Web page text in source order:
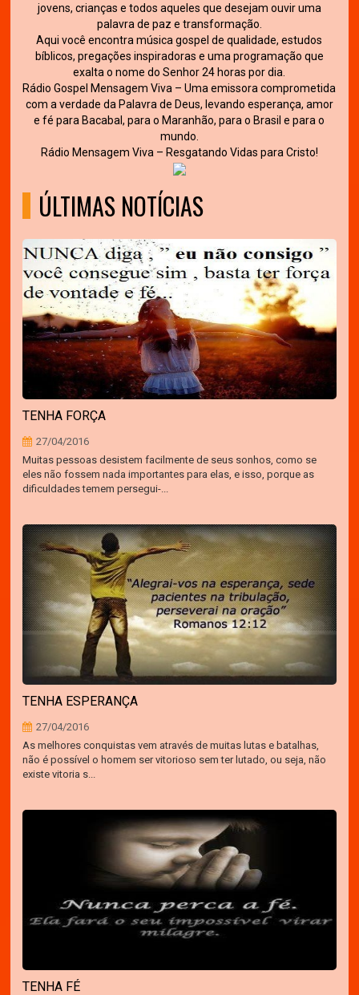
jovens, crianças e todos aqueles que desejam ouvir uma
palavra de paz e transformação.
Aqui você encontra música gospel de qualidade, estudos
bíblicos, pregações inspiradoras e uma programação que
exalta o nome do Senhor 24 horas por dia.
Rádio Gospel Mensagem Viva – Uma emissora comprometida
com a verdade da Palavra de Deus, levando esperança, amor
e fé para Bacabal, para o Maranhão, para o Brasil e para o
mundo.
Rádio Mensagem Viva – Resgatando Vidas para Cristo!
ÚLTIMAS NOTÍCIAS
TENHA FORÇA
27/04/2016
Muitas pessoas desistem facilmente de seus sonhos, como se
eles não fossem nada importantes para elas, e isso, porque as
dificuldades temem persegui-...
TENHA ESPERANÇA
27/04/2016
As melhores conquistas vem através de muitas lutas e batalhas,
não é possível o homem ser vitorioso sem ter lutado, ou seja, não
existe vitoria s...
TENHA FÉ